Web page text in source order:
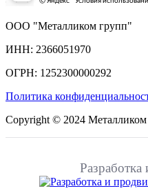
ООО "Металликом групп"
ИНН: 2366051970
ОГРН: 1252300000292
Политика
Copyright © 2024 Металликом